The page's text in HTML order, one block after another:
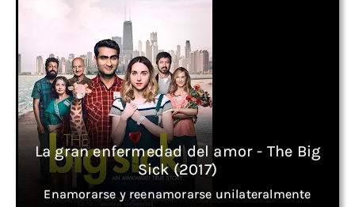
La gran enfermedad del amor - The Big
Sick (2017)
Enamorarse y reenamorarse unilateralmente